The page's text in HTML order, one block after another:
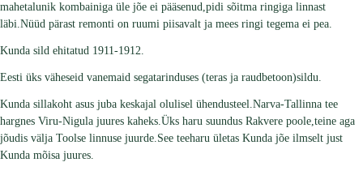
mahetalunik kombainiga üle jõe ei pääsenud,pidi sõitma ringiga linnast
läbi.Nüüd pärast remonti on ruumi piisavalt ja mees ringi tegema ei pea.
Kunda sild ehitatud 1911-1912.
Eesti üks väheseid vanemaid segatarinduses (teras ja raudbetoon)sildu.
Kunda sillakoht asus juba keskajal olulisel ühendusteel.Narva-Tallinna tee
hargnes Viru-Nigula juures kaheks.Üks haru suundus Rakvere poole,teine aga
jõudis välja Toolse linnuse juurde.See teeharu ületas Kunda jõe ilmselt just
Kunda mõisa juures.